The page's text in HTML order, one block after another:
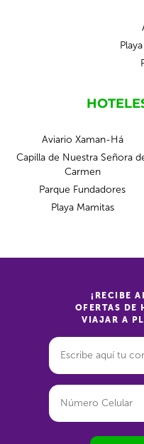
Aviario Xaman-Há
Capilla de Nuestra Señora
Carmen
Parque Fundadores
Playa Mamitas
¡RECIBE
OFERTAS DE
VIAJAR A